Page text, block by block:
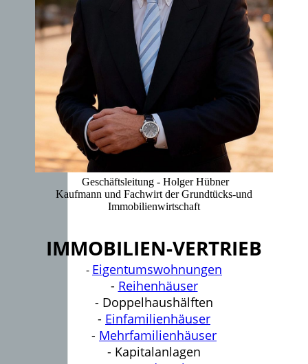
Geschäftsleitung - Holger Hübner
Kaufmann und Fachwirt der Grundtücks-und
Immobilienwirtschaft
IMMOBILIEN-VERTRIEB
- Eigentumswohnungen
- Reihenhäuser
- Doppelhaushälften
- Einfamilienhäuser
- Mehrfamilienhäuser
- Kapitalanlagen